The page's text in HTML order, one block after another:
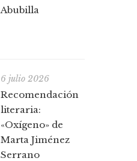
Abubilla
6 julio 2026
Recomendación
literaria:
«Oxígeno» de
Marta Jiménez
Serrano